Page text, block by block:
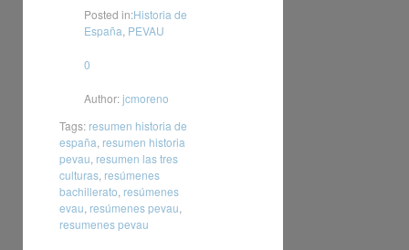
Posted in:Historia de
España PEVAU
0
Author:jcmoreno
Tags: resumen historia de
españa resumen historia
pevau resumen las tres
culturas resúmenes
bachillerato resúmenes
evau resúmenes pevau
resumenes pevau